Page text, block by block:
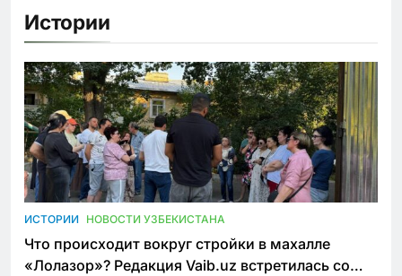
Истории
ИСТОРИИ НОВОСТИ УЗБЕКИСТАНА
Что происходит вокруг стройки в махалле
«Лолазор»? Редакция Vaib.uz встретилась со